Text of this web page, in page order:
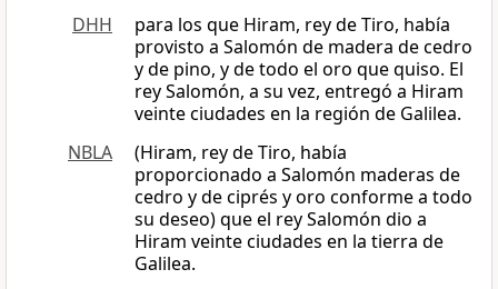
DHH
para los que Hiram, rey de Tiro, había
provisto a Salomón de madera de cedro
y de pino, y de todo el oro que quiso. El
rey Salomón, a su vez, entregó a Hiram
veinte ciudades en la región de Galilea.
NBLA
(Hiram, rey de Tiro, había
proporcionado a Salomón maderas de
cedro y de ciprés y oro conforme a todo
su deseo) que el rey Salomón dio a
Hiram veinte ciudades en la tierra de
Galilea.